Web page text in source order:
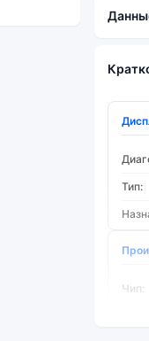
Тип:
Чип: